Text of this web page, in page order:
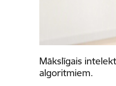
Mākslīgais
algoritmiem.